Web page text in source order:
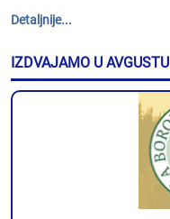
Detaljnije...
IZDVAJAMO U AVGUSTU